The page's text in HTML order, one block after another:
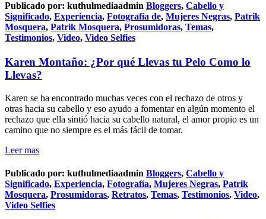
Publicado por: kuthulmediaadmin Bloggers, Cabello y
Significado, Experiencia, Fotografía de, Mujeres Negras, Patrik
Mosquera, Patrik Mosquera, Prosumidoras, Temas,
Testimonios, Video, Video Selfies
Karen Montaño: ¿Por qué Llevas tu Pelo Como lo
Llevas?
Karen se ha encontrado muchas veces con el rechazo de otros y
otras hacia su cabello y eso ayudo a fomentar en algún momento el
rechazo que ella sintió hacia su cabello natural, el amor propio es un
camino que no siempre es el más fácil de tomar.
Leer mas
Publicado por: kuthulmediaadmin Bloggers, Cabello y
Significado, Experiencia, Fotografía, Mujeres Negras, Patrik
Mosquera, Prosumidoras, Retratos, Temas, Testimonios, Video,
Video Selfies